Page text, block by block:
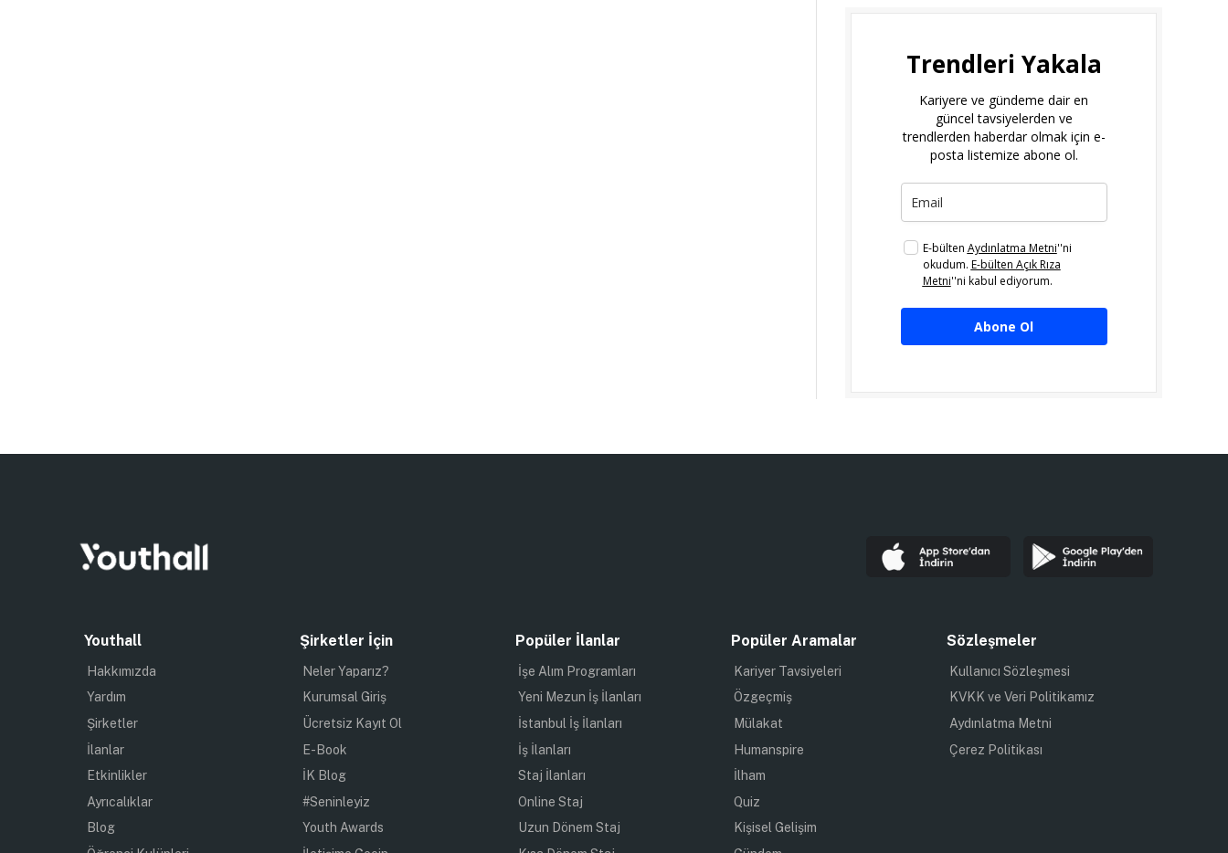
Trendleri Yakala
Kariyere ve gündeme dair en
güncel tavsiyelerden ve
trendlerden haberdar olmak için e-
posta listemize abone ol.
E-bülten Aydınlatma Metni''ni
okudum. E-bülten Açık Rıza
Metni''ni kabul ediyorum.
Abone Ol
Youthall
Hakkımızda
Yardım
Şirketler
İlanlar
Etkinlikler
Ayrıcalıklar
Blog
Şirketler İçin
Neler Yaparız?
Kurumsal Giriş
Ücretsiz Kayıt Ol
E-Book
İK Blog
#Seninleyiz
Youth Awards
Popüler İlanlar
İşe Alım Programları
Yeni Mezun İş İlanları
İstanbul İş İlanları
İş İlanları
Staj İlanları
Online Staj
Uzun Dönem Staj
Popüler Aramalar
Kariyer Tavsiyeleri
Özgeçmiş
Mülakat
Humanspire
İlham
Quiz
Kişisel Gelişim
Sözleşmeler
Kullanıcı Sözleşmesi
KVKK ve Veri Politikamız
Aydınlatma Metni
Çerez Politikası